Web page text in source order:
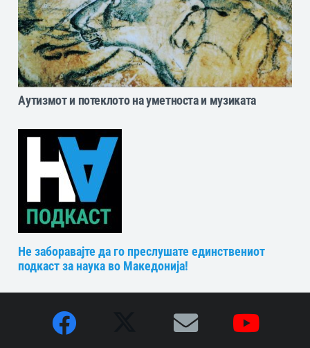
Аутизмот и потеклото на уметноста и музиката
Не заборавајте да го преслушате единствениот
подкаст за наука во Македонија!